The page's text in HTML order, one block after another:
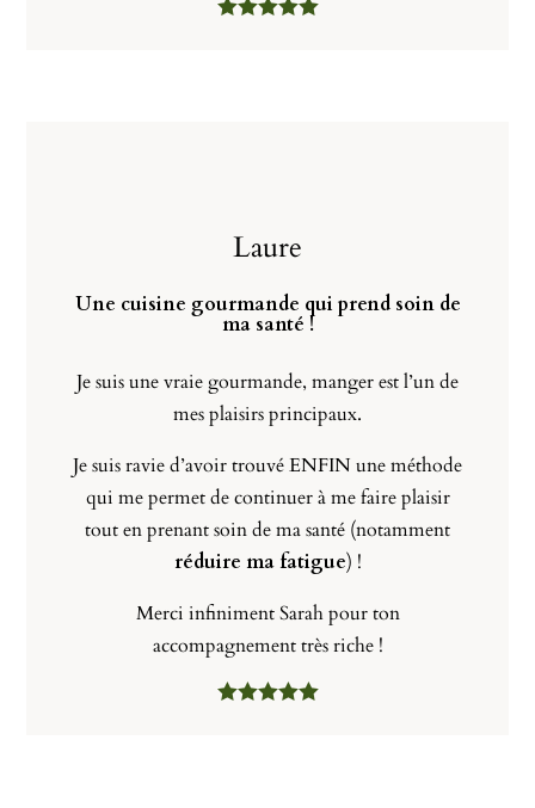
Laure
Une cuisine gourmande qui prend soin de
ma santé !
Je suis une vraie gourmande, manger est l’un de
mes plaisirs principaux.
Je suis ravie d’avoir trouvé ENFIN une méthode
qui me permet de continuer à me faire plaisir
tout en prenant soin de ma santé (notamment
réduire ma fatigue) !
Merci infiniment Sarah pour ton
accompagnement très riche !